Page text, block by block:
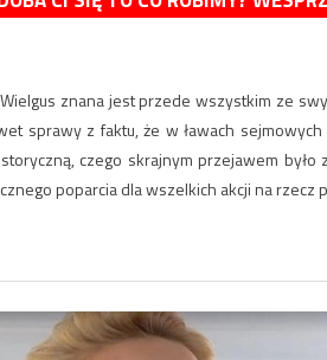
znana jest przede wszystkim ze
sprawy z faktu, że w ławach
czego skrajnym przejawem było
poparcia dla wszelkich akcji na rzecz